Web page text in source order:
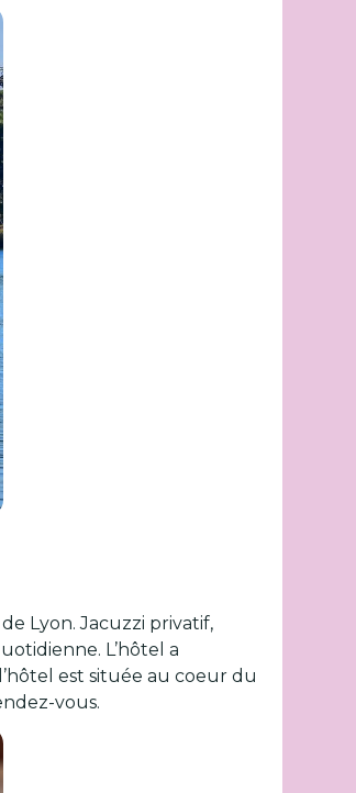
Lyon. Jacuzzi privatif,
L’hôtel a
est située au coeur du
vous.